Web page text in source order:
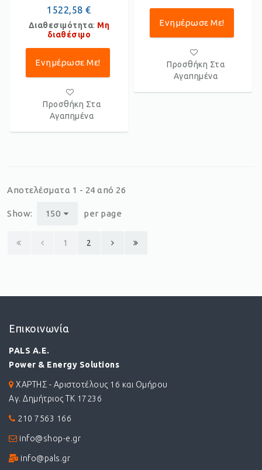
1522,58 €
Διαθεσιμότητα: Μη
διαθέσιμο
Ενημέρωσε Με!
Προσθήκη Στα
Αγαπημένα
Ενημέρωσε Με!
Προσθήκη Στα
Αγαπημένα
Αποτελέσματα 1 - 24 από 26
Show: 150 per page
1 2
Επικοινωνία
PALS A.E.
Power & Energy Solutions
ΧΑΡΤΗΣ - Αριστοτέλους 16 και Ομήρου
Αγ. Δημήτριος ΤΚ 17236
210 7563 166
info@shop-e.gr
info@pals.gr